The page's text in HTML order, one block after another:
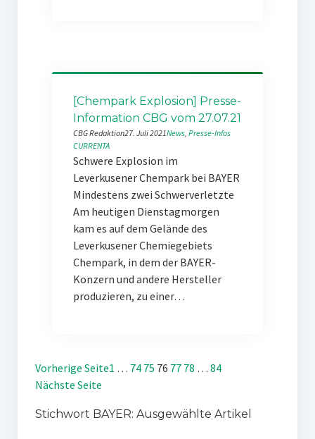
[Chempark Explosion] Presse-
Information CBG vom 27.07.21
CBG Redaktion27. Juli 2021News, Presse-Infos
CURRENTA
Schwere Explosion im
Leverkusener Chempark bei BAYER
Mindestens zwei Schwerverletzte
Am heutigen Dienstagmorgen
kam es auf dem Gelände des
Leverkusener Chemiegebiets
Chempark, in dem der BAYER-
Konzern und andere Hersteller
produzieren, zu einer…
Vorherige Seite1 … 74 75 76 77 78 … 84
Nächste Seite
Stichwort BAYER: Ausgewählte Artikel